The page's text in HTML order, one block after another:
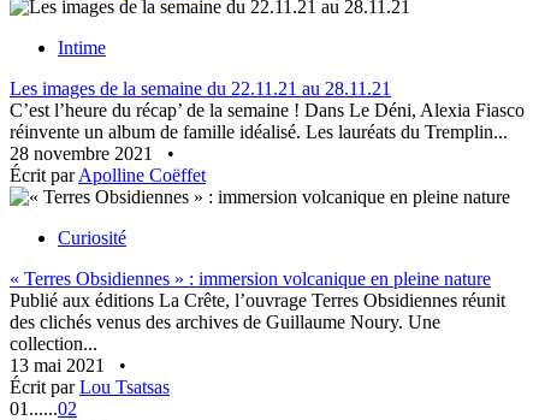
Intime
Les images de la semaine du 22.11.21 au 28.11.21
C’est l’heure du récap’ de la semaine ! Dans Le Déni, Alexia Fiasco
réinvente un album de famille idéalisé. Les lauréats du Tremplin...
28 novembre 2021
•
Écrit parApolline Coëffet
Curiosité
« Terres Obsidiennes » : immersion volcanique en pleine nature
Publié aux éditions La Crête, l’ouvrage Terres Obsidiennes réunit
des clichés venus des archives de Guillaume Noury. Une
collection...
13 mai 2021
•
Écrit parLou Tsatsas
01 ......02